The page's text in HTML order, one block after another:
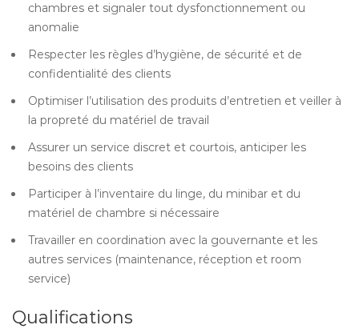
chambres et signaler tout dysfonctionnement ou
anomalie
Respecter les règles d’hygiène, de sécurité et de
confidentialité des clients
Optimiser l’utilisation des produits d’entretien et veiller à
la propreté du matériel de travail
Assurer un service discret et courtois, anticiper les
besoins des clients
Participer à l’inventaire du linge, du minibar et du
matériel de chambre si nécessaire
Travailler en coordination avec la gouvernante et les
autres services (maintenance, réception et room
service)
Qualifications